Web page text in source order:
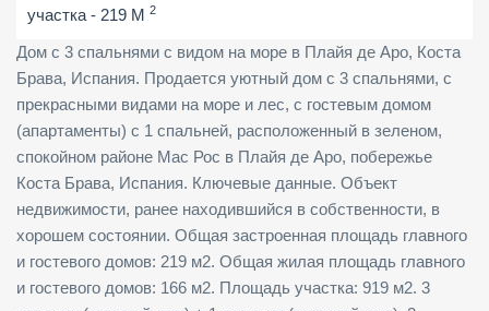
участка - 219 M 2
Дом с 3 спальнями с видом на море в Плайя де Аро, Коста
Брава, Испания. Продается уютный дом с 3 спальнями, с
прекрасными видами на море и лес, с гостевым домом
(апартаменты) с 1 спальней, расположенный в зеленом,
спокойном районе Мас Рос в Плайя де Аро, побережье
Коста Брава, Испания. Ключевые данные. Объект
недвижимости, ранее находившийся в собственности, в
хорошем состоянии. Общая застроенная площадь главного
и гостевого домов: 219 м2. Общая жилая площадь главного
и гостевого домов: 166 м2. Площадь участка: 919 м2. 3